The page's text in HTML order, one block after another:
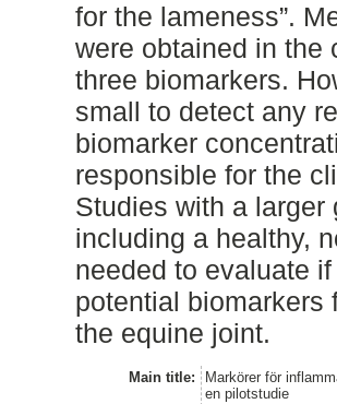
for the lameness”.
were obtained in the
three biomarkers.
small to detect any
biomarker
responsible for the
Studies with a
including a healthy,
needed to evaluate
potential biomarkers
the equine joint.
Main title:
Markörer för
en pilotstudie